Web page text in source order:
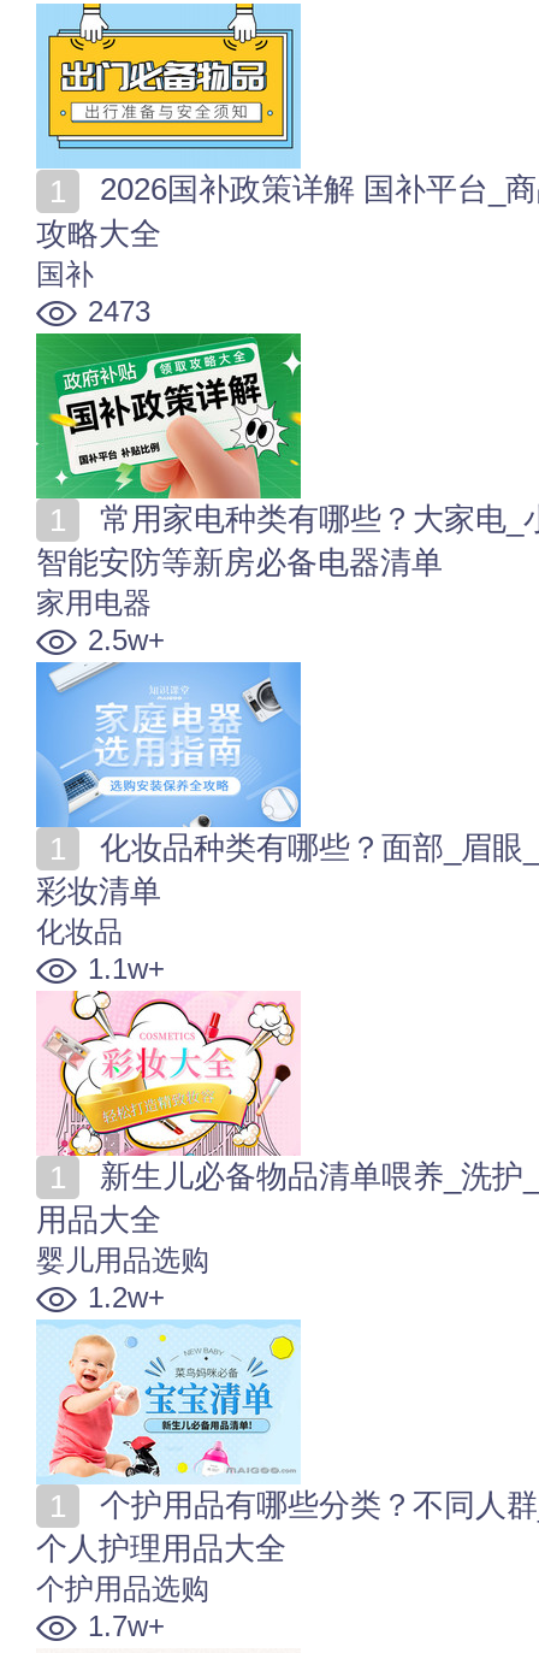
攻略大全
国补
2473
智能安防等新房必备电器清单
家用电器
2.5w+
彩妆清单
化妆品
1.1w+
用品大全
婴儿用品选购
1.2w+
个人护理用品大全
个护用品选购
1.7w+